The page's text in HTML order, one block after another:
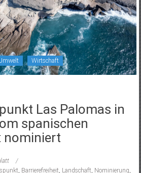
Wirtschaft
Las Palomas in
spanischen
nominiert
Barrierefreiheit Landschaft Nominierung